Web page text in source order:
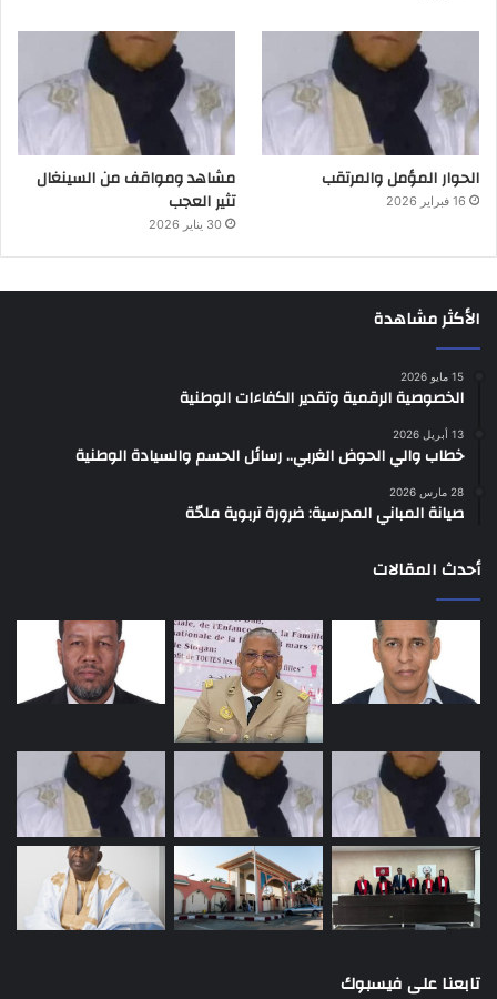
الحوار المؤمل والمرتقب
16 فبراير 2026
مشاهد ومواقف من السينغال
تثير العجب
30 يناير 2026
الأكثر مشاهدة
15 مايو 2026
الخصوصية الرقمية وتقدير الكفاءات الوطنية
13 أبريل 2026
خطاب والي الحوض الغربي.. رسائل الحسم والسيادة الوطنية
28 مارس 2026
صيانة المباني المدرسية: ضرورة تربوية ملحّة
أحدث المقالات
تابعنا على فيسبوك